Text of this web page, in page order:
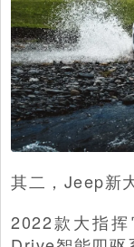
其二，Jeep新
2022款大指